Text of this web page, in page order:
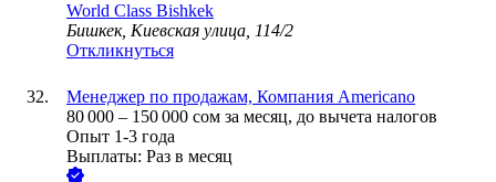
World Class Bishkek
Бишкек, Киевская улица, 114/2
Откликнуться
Менеджер по продажам, Компания Americano
80 000 – 150 000 сом за месяц, до вычета налогов
Опыт 1-3 года
Выплаты: Раз в месяц